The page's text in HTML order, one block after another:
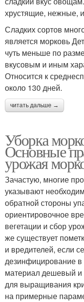
хрустящие, нежные,
Сладких сортов
является морковь
чуть меньше по
вкусовым и иным
Относится к
около 130 дней.
читать дальше →
Уборка
Основные
урожая
Зачастую, многие
указывают
обратной стороны
ориентировочное
вегетации и сбор
же существует
и вредителей, если
дезинфицирование
материал дешевый и
для выращивания
на примерные